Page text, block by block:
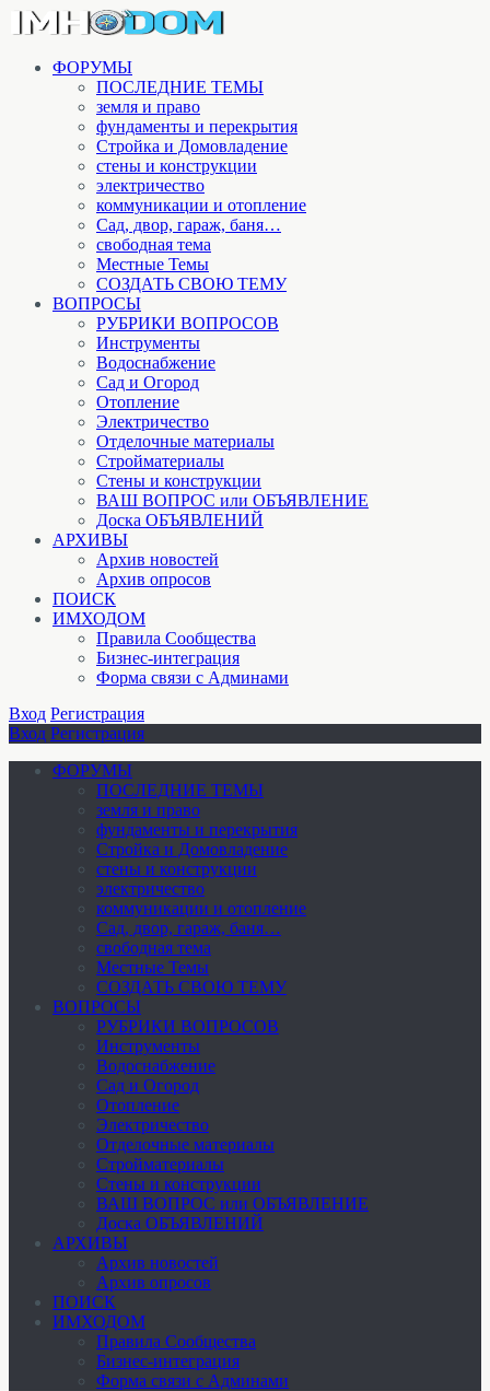
ФОРУМЫ
ПОСЛЕДНИЕ ТЕМЫ
земля и право
фундаменты и перекрытия
Стройка и Домовладение
стены и конструкции
электричество
коммуникации и отопление
Cад, двор, гараж, баня…
свободная тема
Местные Темы
СОЗДАТЬ СВОЮ ТЕМУ
ВОПРОСЫ
РУБРИКИ ВОПРОСОВ
Инструменты
Водоснабжение
Сад и Огород
Отопление
Электричество
Отделочные материалы
Стройматериалы
Стены и конструкции
ВАШ ВОПРОС или ОБЪЯВЛЕНИЕ
Доска ОБЪЯВЛЕНИЙ
АРХИВЫ
Архив новостей
Архив опросов
ПОИСК
ИМХОДОМ
Правила Сообщества
Бизнес-интеграция
Форма связи с Админами
Вход Регистрация
Вход Регистрация
ФОРУМЫ
ПОСЛЕДНИЕ ТЕМЫ
земля и право
фундаменты и перекрытия
Стройка и Домовладение
стены и конструкции
электричество
коммуникации и отопление
Cад, двор, гараж, баня…
свободная тема
Местные Темы
СОЗДАТЬ СВОЮ ТЕМУ
ВОПРОСЫ
РУБРИКИ ВОПРОСОВ
Инструменты
Водоснабжение
Сад и Огород
Отопление
Электричество
Отделочные материалы
Стройматериалы
Стены и конструкции
ВАШ ВОПРОС или ОБЪЯВЛЕНИЕ
Доска ОБЪЯВЛЕНИЙ
АРХИВЫ
Архив новостей
Архив опросов
ПОИСК
ИМХОДОМ
Правила Сообщества
Бизнес-интеграция
Форма связи с Админами